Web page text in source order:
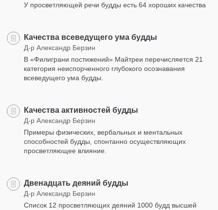
У просветляющей речи будды есть 64 хороших качества
Качества всеведущего ума будды
Д-р Александр Берзин
В «Филиграни постижений» Майтреи перечисляется 21
категория неиспорченного глубокого осознавания
всеведущего ума будды.
Качества активностей будды
Д-р Александр Берзин
Примеры физических, вербальных и ментальных
способностей будды, спонтанно осуществляющих
просветляющее влияние.
Двенадцать деяний будды
Д-р Александр Берзин
Список 12 просветляющих деяний 1000 будд высшей